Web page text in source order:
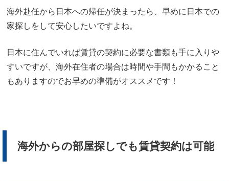
海外赴任から日本への帰任が決まったら、早めに日本での
家探しをして安心したいですよね。
日本に住んでいれば賃貸の契約に必要な書類も手に入りや
すいですが、海外在住者の場合は時間や手間もかかること
もありますのでお早めの準備がオススメです！
海外からの部屋探しでも賃貸契約は可能